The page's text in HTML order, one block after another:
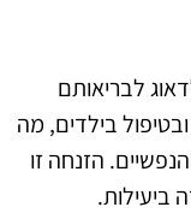
לבריאותם
בילדים, מה
הזנחה זו
ביעילות.